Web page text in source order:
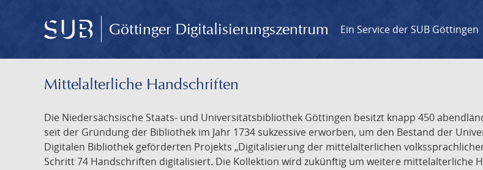
Göttinger Digitalisierungszentrum Ein Service der SUB Göttingen
Mittelalterliche Handschriften
Die Niedersächsische Staats- und Universitätsbibliothek Göttingen besitzt knapp 450
seit der Gründung der Bibliothek im Jahr 1734 sukzessive erworben, um den Bestand der
Digitalen Bibliothek geförderten Projekts „Digitalisierung der mittelalterlichen
Schritt 74 Handschriften digitalisiert. Die Kollektion wird zukünftig um weitere mittelalterliche